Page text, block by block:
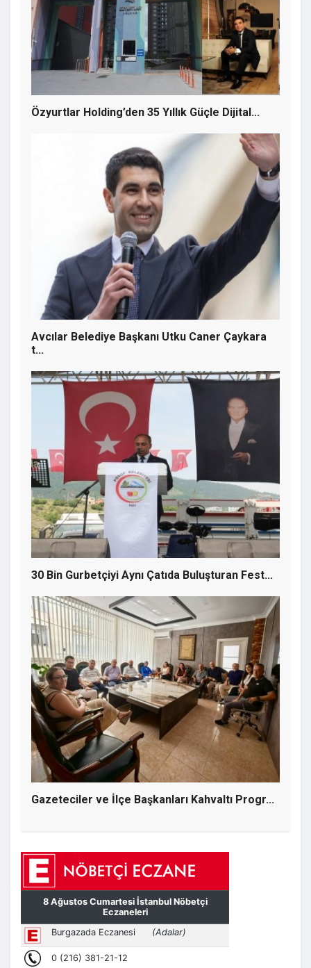
Ardahan Üniversitesi'nin Geleceği İçin
Ardahan'da çile musluktan akıyor! Yollar
gibi su da çamur içinde...
Sigaraya Bir Zam Daha
Nafaka Ödeyenlere müjde! Süresiz nafaka
iptal edildi
görüntüsü tepki çekti!
Özyurtlar Holding’den 35 Yıllık Güçle Dijital...
Avcılar Belediye Başkanı Utku Caner Çaykara
t...
30 Bin Gurbetçiyi Aynı Çatıda Buluşturan Fest...
Gazeteciler ve İlçe Başkanları Kahvaltı Progr...